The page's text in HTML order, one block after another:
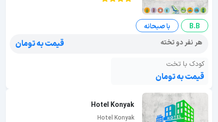
B.B
با صبحانه
هر نفر دو تخته
قیمت به تومان
کودک با تخت
قیمت به تومان
Hotel Konyak
Hotel Konyak